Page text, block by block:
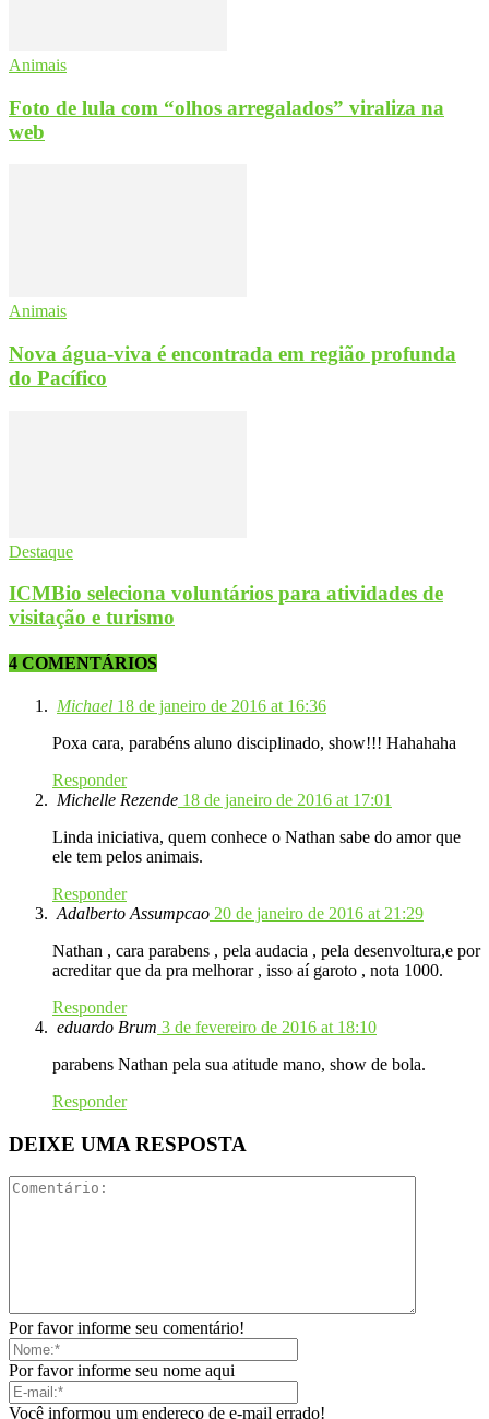
Animais
Foto de lula com “olhos arregalados” viraliza na
web
Animais
Nova água-viva é encontrada em região profunda
do Pacífico
Destaque
ICMBio seleciona voluntários para atividades de
visitação e turismo
4 COMENTÁRIOS
Michael 18 de janeiro de 2016 at 16:36
Poxa cara, parabéns aluno disciplinado, show!!! Hahahaha
Responder
Michelle Rezende 18 de janeiro de 2016 at 17:01
Linda iniciativa, quem conhece o Nathan sabe do amor que
ele tem pelos animais.
Responder
Adalberto Assumpcao 20 de janeiro de 2016 at 21:29
Nathan , cara parabens , pela audacia , pela desenvoltura,e por
acreditar que da pra melhorar , isso aí garoto , nota 1000.
Responder
eduardo Brum 3 de fevereiro de 2016 at 18:10
parabens Nathan pela sua atitude mano, show de bola.
Responder
DEIXE UMA RESPOSTA
Por favor informe seu comentário!
Por favor informe seu nome aqui
Você informou um endereço de e-mail errado!